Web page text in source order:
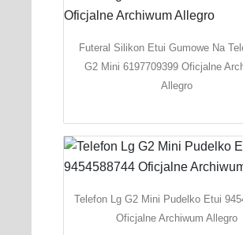
Futeral Silikon Etui Gumowe Na
G2 Mini 6197709399 Oficjalne
Allegro
Telefon Lg G2 Mini Pudelko Etui
Oficjalne Archiwum Allegro